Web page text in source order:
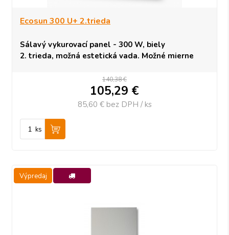
Ecosun 300 U+ 2.trieda
Sálavý vykurovací panel - 300 W, biely
2. trieda, možná estetická vada. Možné mierne
Obmedzené množstvo - 1 kus.
140,38 €
105,29 €
85,60 € bez DPH / ks
ks
Výpredaj